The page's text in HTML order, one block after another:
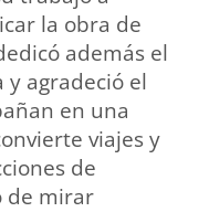
la obra de
además el
agradeció el
en una
viajes y
de
de mirar